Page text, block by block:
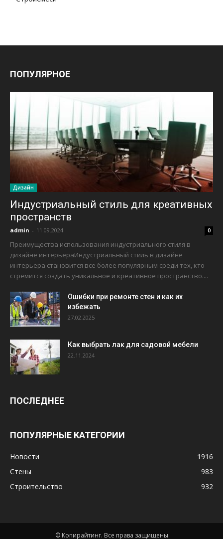
ПОПУЛЯРНОЕ
Дизайн
Индустриальный стиль для креативных
пространств
admin - 11.09.2024 0
Преимущества использования индустриального стиля в
дизайне интерьераИндустриальный стиль в дизайне
интерьера становится все более популярным среди тех, кто
стремится создать уникальное и креативное пространство....
Ошибки при ремонте стен и как их
избежать
27.02.2025
Как выбрать лак для садовой мебели
22.11.2024
ПОСЛЕДНЕЕ
ПОПУЛЯРНЫЕ КАТЕГОРИИ
Новости
1916
Стены
983
Строительство
932
© Копирайтинг. Все права защищены